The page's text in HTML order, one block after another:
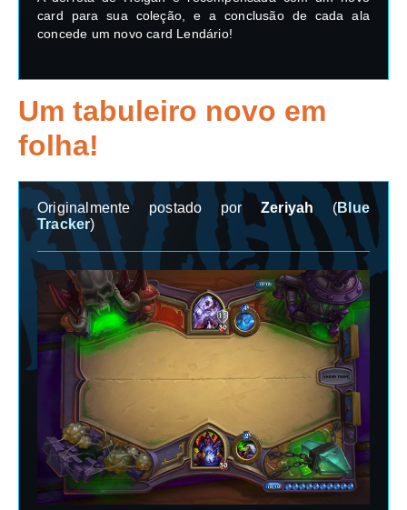
card para sua coleção, e a conclusão de cada ala
concede um novo card Lendário!
Um tabuleiro novo em
folha!
Originalmente postado porZeriyah (Blue
Tracker)